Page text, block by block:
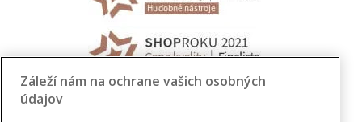
Záleží nám na ochrane vašich osobných
údajov